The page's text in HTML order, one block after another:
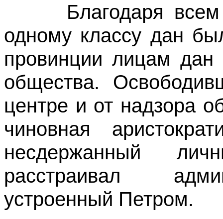
Благодаря всем
одному классу дан
провинции лицам
общества.
центре и от надзора
чиновная
несдержанный
расстраивал
устроенный Петром.